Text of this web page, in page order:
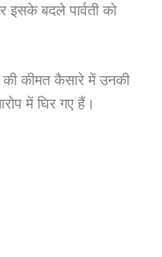
इसके बदले पार्वती को
कीमत कैसारे में उनकी
में घिर गए हैं।